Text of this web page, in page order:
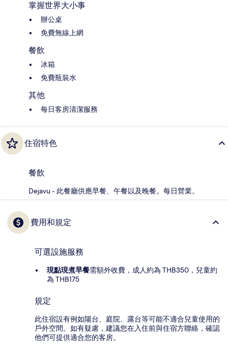
掌握世界大小事
辦公桌
免費無線上網
餐飲
冰箱
免費瓶裝水
其他
每日客房清潔服務
住宿特色
餐飲
Dejavu - 此餐廳供應早餐、午餐以及晚餐。每日營業。
費用和規定
可選設施服務
現點現煮早餐需額外收費，成人約為 THB350，兒童約
為 THB175
規定
此住宿設有例如陽台、庭院、露台等可能不適合兒童使用的
戶外空間。如有疑慮，建議您在入住前與住宿方聯絡，確認
他們可提供適合您的客房。